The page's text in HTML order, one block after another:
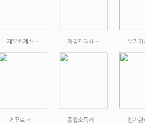
재무회계실… 재경관리사… 부가
거꾸로 배… 종합소득세… 원가